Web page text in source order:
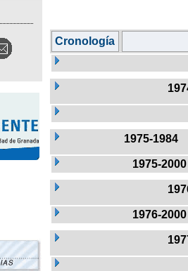
Cronología
1975-1984
1975-2000
1976-2000